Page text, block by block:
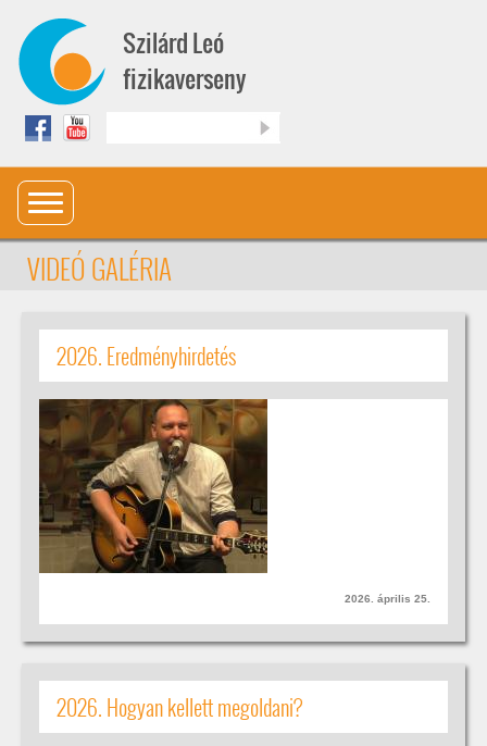
Szilárd Leó
fizikaverseny
VIDEÓ GALÉRIA
2026. Eredményhirdetés
2026. április 25.
2026. Hogyan kellett megoldani?